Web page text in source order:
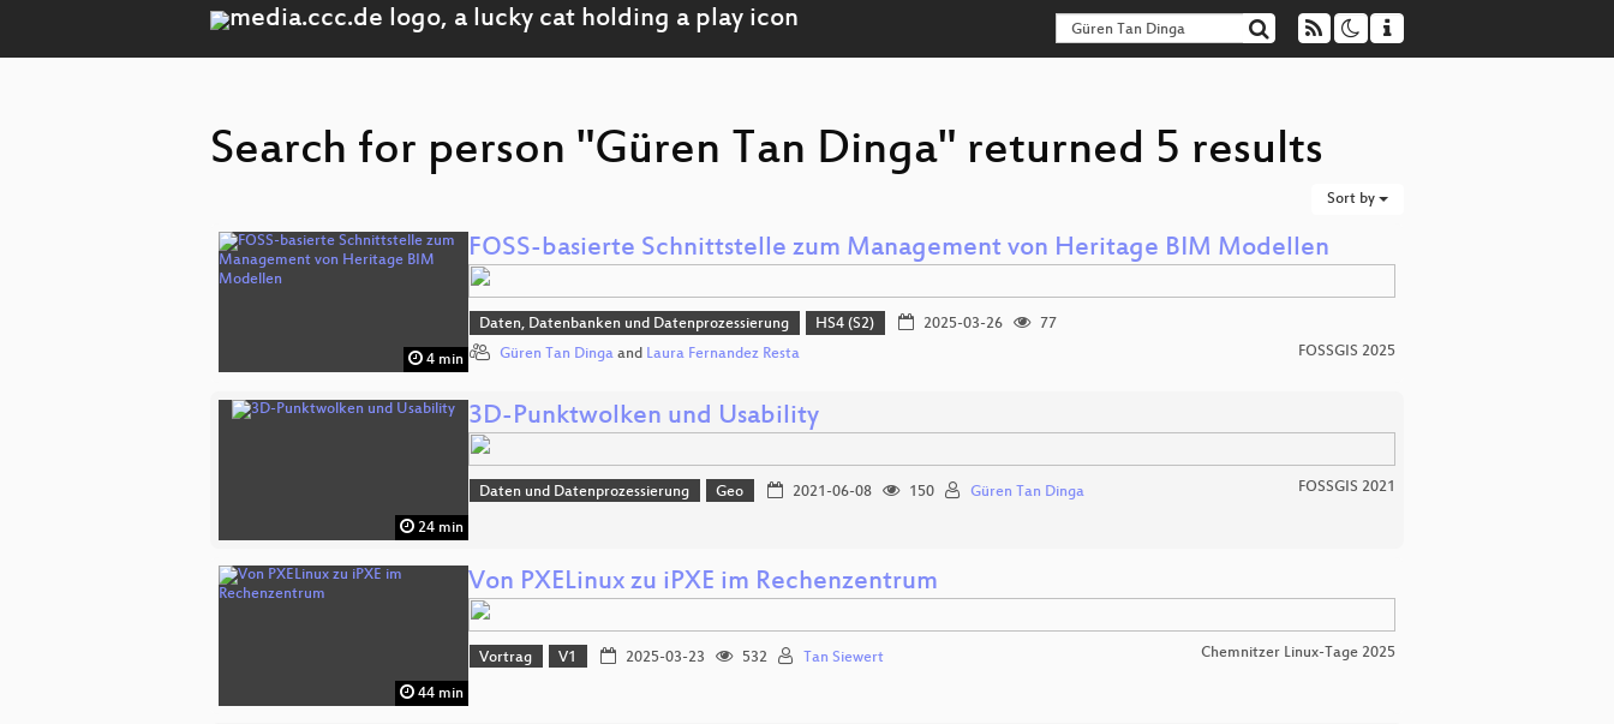
Search for person "Güren Tan Dinga" returned 5 results
Sort by
4 min
FOSS-basierte Schnittstelle zum Management von Heritage BIM Modellen
Daten, Datenbanken und Datenprozessierung HS4 (S2) 2025-03-26
77
Güren Tan Dinga and Laura Fernandez Resta FOSSGIS 2025
24 min
3D-Punktwolken und Usability
Daten und Datenprozessierung Geo 2021-06-08 150 Güren Tan Dinga FOSSGIS 2021
44 min
Von PXELinux zu iPXE im Rechenzentrum
Vortrag V1 2025-03-23 532 Tan Siewert Chemnitzer Linux-Tage 2025